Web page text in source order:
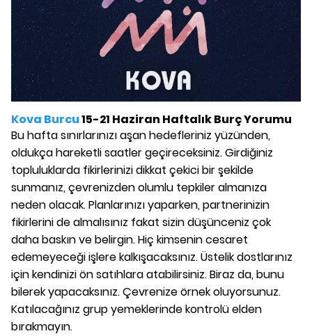
Kova Burcu15-21 Haziran Haftalık Burç Yorumu
Bu hafta sınırlarınızı aşan hedefleriniz yüzünden,
oldukça hareketli saatler geçireceksiniz. Girdiğiniz
topluluklarda fikirlerinizi dikkat çekici bir şekilde
sunmanız, çevrenizden olumlu tepkiler almanıza
neden olacak. Planlarınızı yaparken, partnerinizin
fikirlerini de almalısınız fakat sizin düşünceniz çok
daha baskın ve belirgin. Hiç kimsenin cesaret
edemeyeceği işlere kalkışacaksınız. Üstelik dostlarınız
için kendinizi ön satıhlara atabilirsiniz. Biraz da, bunu
bilerek yapacaksınız. Çevrenize örnek oluyorsunuz.
Katılacağınız grup yemeklerinde kontrolü elden
bırakmayın.